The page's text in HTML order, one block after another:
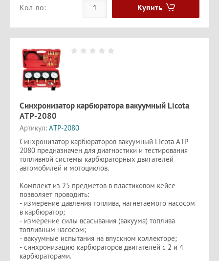
Кол-во: Купить
Синхронизатор карбюратора вакуумный Licota
ATP-2080
Артикул: ATP-2080
Синхронизатор карбюраторов вакуумный Licota ATP-
2080 предназначен для диагностики и тестирования
топливной системы карбюраторных двигателей
автомобилей и мотоциклов.
Комплект из 25 предметов в пластиковом кейсе
позволяет проводить:
- измерение давления топлива, нагнетаемого насосом
в карбюратор;
- измерение силы всасывания (вакуума) топлива
топливным насосом;
- вакуумные испытания на впускном коллекторе;
- синхронизацию карбюраторов двигателей с 2 и 4
карбюраторами.